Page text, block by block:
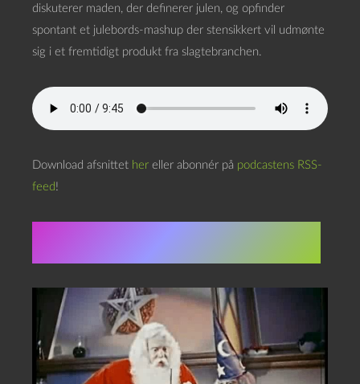
diskuterer maden, der definerer julen, og opfinder
spontant et julebords-mashup der stensikkert vil udmønte
sig i et fremtidigt produkt fra slagtebranchen.
Download afsnittet her eller abonnér på podcastens RSS-
feed!